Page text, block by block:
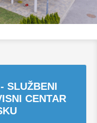
SLUŽBENI
CENTAR